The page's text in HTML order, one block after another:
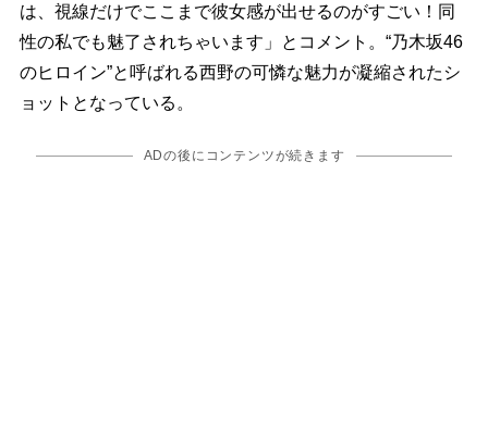
は、視線だけでここまで彼女感が出せるのがすごい！同
性の私でも魅了されちゃいます」とコメント。“乃木坂46
のヒロイン”と呼ばれる西野の可憐な魅力が凝縮されたシ
ョットとなっている。
ADの後にコンテンツが続きます